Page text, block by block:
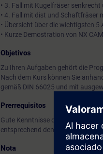
• 3. Fall mit Kugelfräser
• 4. Fall mit dist und Schaftfräser
• Übersicht über die wichtigsten
• Kurze Demostration von NX CAM
Objetivos
Zu Ihren Aufgaben gehört die
Nach dem Kurs können Sie
gemäß DIN 66025 und mit
Prerrequisitos
Gute Kenntnisse der
entsprechend dem Kurs NC-
Nota